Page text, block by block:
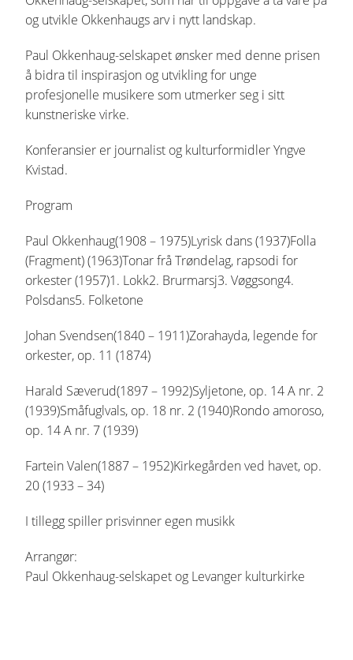
og utvikle Okkenhaugs arv i nytt landskap.
Paul Okkenhaug-selskapet ønsker med denne prisen
å bidra til inspirasjon og utvikling for unge
profesjonelle musikere som utmerker seg i sitt
kunstneriske virke.
Konferansier er journalist og kulturformidler Yngve
Kvistad.
Program
Paul Okkenhaug(1908 – 1975)Lyrisk dans (1937)Folla
(Fragment) (1963)Tonar frå Trøndelag, rapsodi for
orkester (1957)1. Lokk2. Brurmarsj3. Vøggsong4.
Polsdans5. Folketone
Johan Svendsen(1840 – 1911)Zorahayda, legende for
orkester, op. 11 (1874)
Harald Sæverud(1897 – 1992)Syljetone, op. 14 A nr. 2
(1939)Småfuglvals, op. 18 nr. 2 (1940)Rondo amoroso,
op. 14 A nr. 7 (1939)
Fartein Valen(1887 – 1952)Kirkegården ved havet, op.
20 (1933 – 34)
I tillegg spiller prisvinner egen musikk
Arrangør:
Paul Okkenhaug-selskapet og Levanger kulturkirke